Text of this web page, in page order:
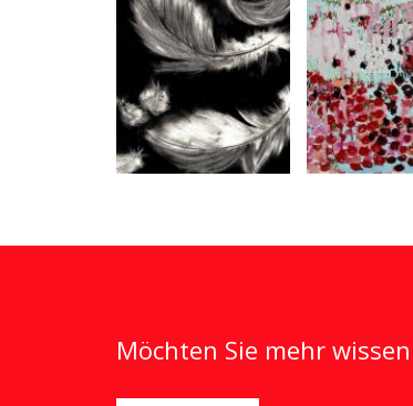
Möchten Sie mehr